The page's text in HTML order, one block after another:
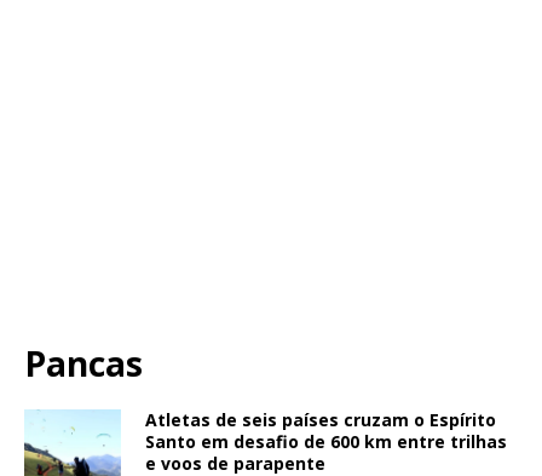
Pancas
Atletas de seis países cruzam o Espírito
Santo em desafio de 600 km entre trilhas
e voos de parapente